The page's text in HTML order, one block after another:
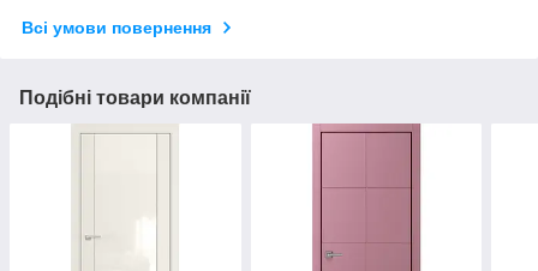
Всі умови повернення
Подібні товари компанії